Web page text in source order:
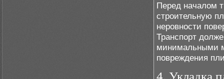
Перед началом
строительную
неровности
Транспорт
минимальными
повреждения
4. Укладка